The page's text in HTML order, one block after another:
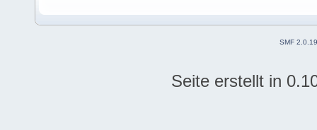
SMF 2.0.19
Seite erstellt in